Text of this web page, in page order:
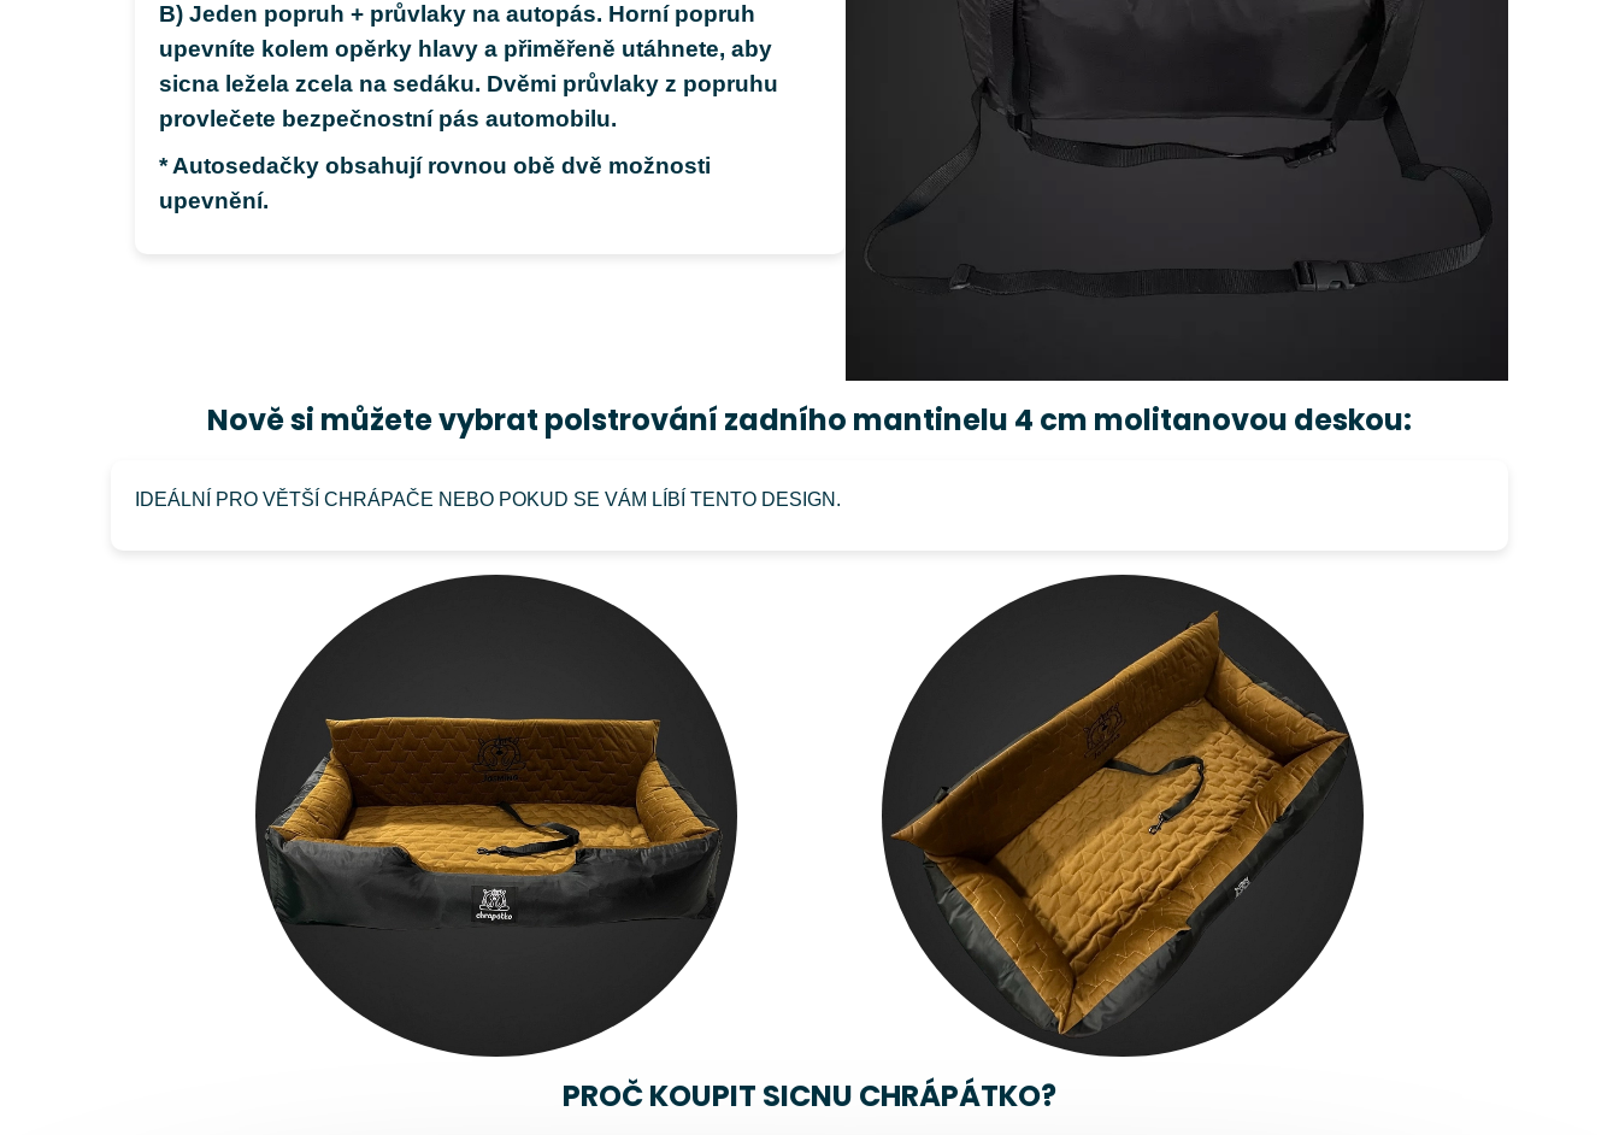
B) Jeden popruh + průvlaky na autopás. Horní popruh
upevníte kolem opěrky hlavy a přiměřeně utáhnete, aby
sicna ležela zcela na sedáku. Dvěmi průvlaky z popruhu
provlečete bezpečnostní pás automobilu.
* Autosedačky obsahují rovnou obě dvě možnosti
upevnění.
Nově si můžete vybrat polstrování zadního mantinelu 4 cm molitanovou deskou:
IDEÁLNÍ PRO VĚTŠÍ CHRÁPAČE NEBO POKUD SE VÁM LÍBÍ TENTO DESIGN.
PROČ KOUPIT SICNU CHRÁPÁTKO?